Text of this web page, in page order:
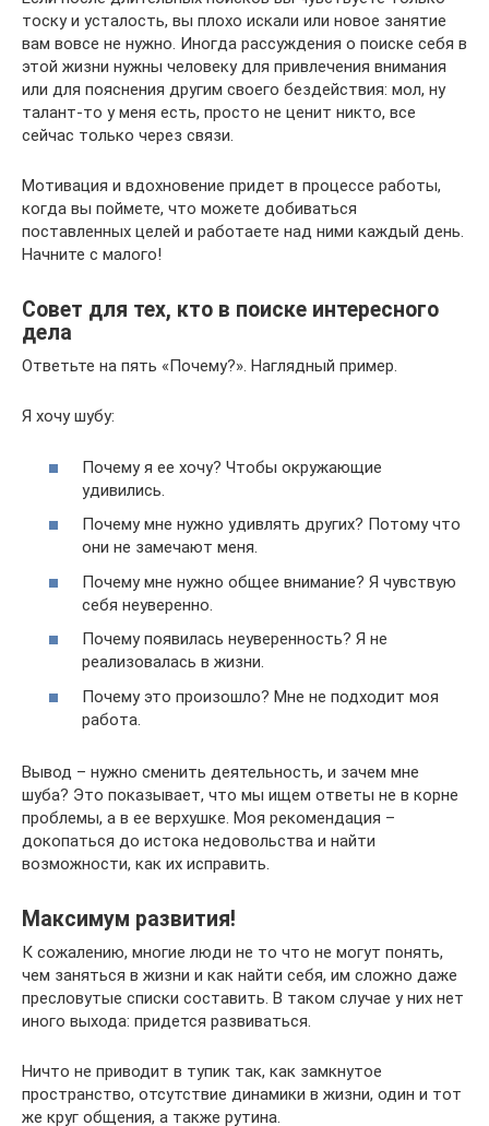
тоску и усталость, вы плохо искали или новое занятие
вам вовсе не нужно. Иногда рассуждения о поиске себя в
этой жизни нужны человеку для привлечения внимания
или для пояснения другим своего бездействия: мол, ну
талант-то у меня есть, просто не ценит никто, все
сейчас только через связи.
Мотивация и вдохновение придет в процессе работы,
когда вы поймете, что можете добиваться
поставленных целей и работаете над ними каждый день.
Начните с малого!
Совет для тех, кто в поиске интересного
дела
Ответьте на пять «Почему?». Наглядный пример.
Я хочу шубу:
Почему я ее хочу? Чтобы окружающие
удивились.
Почему мне нужно удивлять других? Потому что
они не замечают меня.
Почему мне нужно общее внимание? Я чувствую
себя неуверенно.
Почему появилась неуверенность? Я не
реализовалась в жизни.
Почему это произошло? Мне не подходит моя
работа.
Вывод – нужно сменить деятельность, и зачем мне
шуба? Это показывает, что мы ищем ответы не в корне
проблемы, а в ее верхушке. Моя рекомендация –
докопаться до истока недовольства и найти
возможности, как их исправить.
Максимум развития!
К сожалению, многие люди не то что не могут понять,
чем заняться в жизни и как найти себя, им сложно даже
пресловутые списки составить. В таком случае у них нет
иного выхода: придется развиваться.
Ничто не приводит в тупик так, как замкнутое
пространство, отсутствие динамики в жизни, один и тот
же круг общения, а также рутина.